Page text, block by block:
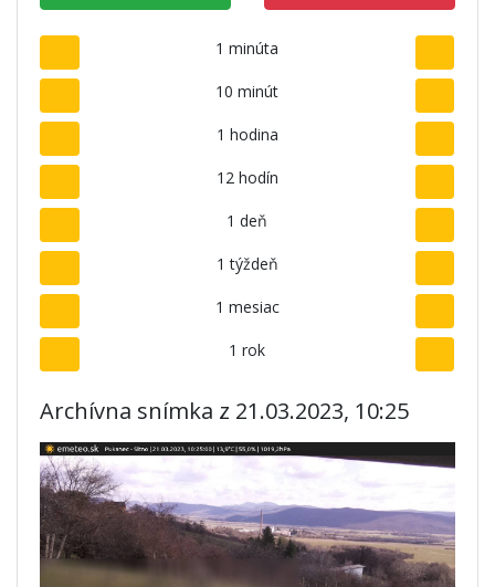
1 minúta
10 minút
1 hodina
12 hodín
1 deň
1 týždeň
1 mesiac
1 rok
Archívna snímka z 21.03.2023, 10:25